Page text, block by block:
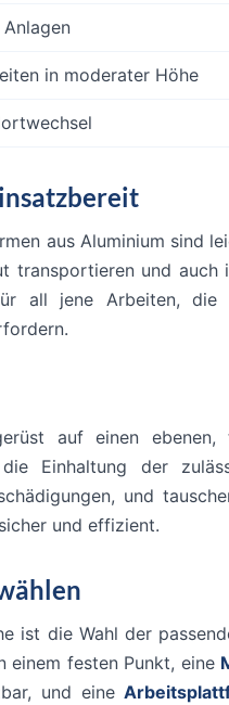
in moderater Höhe
aus Aluminium sind
transportieren und auch
all jene Arbeiten, die
auf einen ebenen,
Einhaltung der
und
und effizient.
ist die Wahl der
einem festen Punkt, eine
und eine